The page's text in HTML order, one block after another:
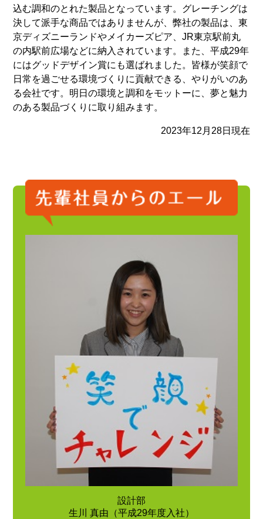
込む調和のとれた製品となっています。グレーチングは
決して派手な商品ではありませんが、弊社の製品は、東
京ディズニーランドやメイカーズピア、JR東京駅前丸
の内駅前広場などに納入されています。また、平成29年
にはグッドデザイン賞にも選ばれました。皆様が笑顔で
日常を過ごせる環境づくりに貢献できる、やりがいのあ
る会社です。明日の環境と調和をモットーに、夢と魅力
のある製品づくりに取り組みます。
2023年12月28日現在
設計部
生川 真由（平成29年度入社）